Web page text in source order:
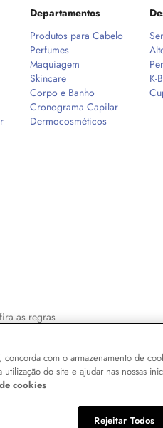
Departamentos
Produtos para Cabelo
Perfumes
Maquiagem
Skincare
Corpo e Banho
Cronograma Capilar
Dermocosméticos
K-
as regras
Todos os direitos reservados. Todo o
da Boticário Produto de Beleza
implicará na responsabilização cível e
com o armazenamento de
do site e ajudar nas nossas
cookies
Rejeitar Todos